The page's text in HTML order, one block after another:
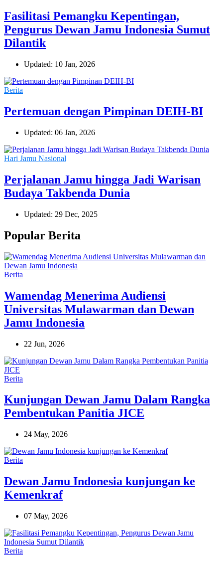
Fasilitasi Pemangku Kepentingan,
Pengurus Dewan Jamu Indonesia Sumut
Dilantik
Updated: 10 Jan, 2026
Berita
Pertemuan dengan Pimpinan DEIH-BI
Updated: 06 Jan, 2026
Hari Jamu Nasional
Perjalanan Jamu hingga Jadi Warisan
Budaya Takbenda Dunia
Updated: 29 Dec, 2025
Popular Berita
Berita
Wamendag Menerima Audiensi
Universitas Mulawarman dan Dewan
Jamu Indonesia
22 Jun, 2026
Berita
Kunjungan Dewan Jamu Dalam Rangka
Pembentukan Panitia JICE
24 May, 2026
Berita
Dewan Jamu Indonesia kunjungan ke
Kemenkraf
07 May, 2026
Berita